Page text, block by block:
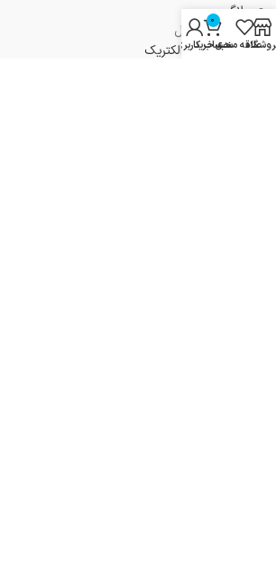
بلاگ
سوالات متداول
درباره آنتیک الکتریک
علاقه مندی
0
سبد خرید
حساب کاربری من